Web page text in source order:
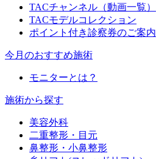
TACチャンネル（動画一覧）
TACモデルコレクション
ポイント付き診察券のご案内
今月のおすすめ施術
モニターとは？
施術から探す
美容外科
二重整形・目元
鼻整形・小鼻整形